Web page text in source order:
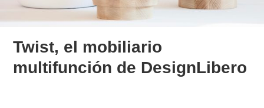
Twist, el mobiliario
multifunción de DesignLibero